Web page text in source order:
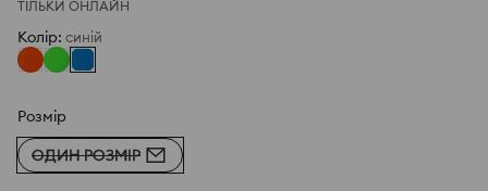
ТІЛЬКИ ОНЛАЙН
Колір: синій
Розмір
ОДИН РОЗМІР